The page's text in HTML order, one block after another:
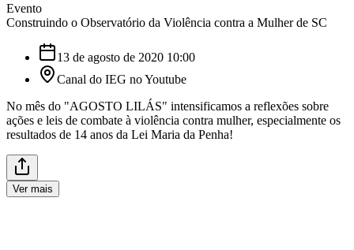
Evento
Construindo o Observatório da Violência contra a Mulher de SC
13 de agosto de 2020 10:00
Canal do IEG no Youtube
No mês do "AGOSTO LILÁS" intensificamos a reflexões sobre
ações e leis de combate à violência contra mulher, especialmente os
resultados de 14 anos da Lei Maria da Penha!
Ver mais